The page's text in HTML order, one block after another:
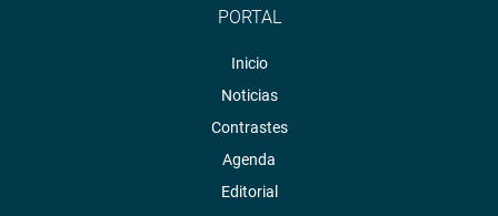
PORTAL
Inicio
Noticias
Contrastes
Agenda
Editorial